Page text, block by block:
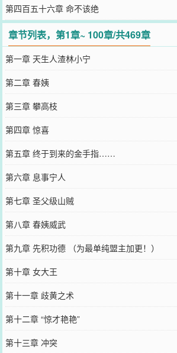
第四百五十六章 命不该绝
章节列表，第1章~ 100章/共469章
第一章 天生人渣林小宁
第二章 春姨
第三章 攀高枝
第四章 惊喜
第五章 终于到来的金手指……
第六章 息事宁人
第七章 圣父级山贼
第八章 春姨威武
第九章 先积功德 （为最单纯盟主加更！）
第十章 女大王
第十一章 歧黄之术
第十二章 “惊才艳艳”
第十三章 冲突